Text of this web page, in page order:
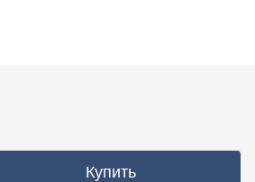
Купить